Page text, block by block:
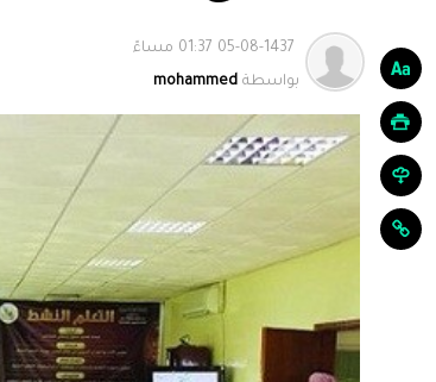
بواسطة mohammed